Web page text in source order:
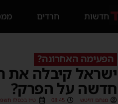
חדשות חרדים
הפעימה האחרונה?
ישראל קיבלה את
חדשה על הפרק?
מנחם דויטש 08:45 ט״ז בכסלו תשפ״ד (29/